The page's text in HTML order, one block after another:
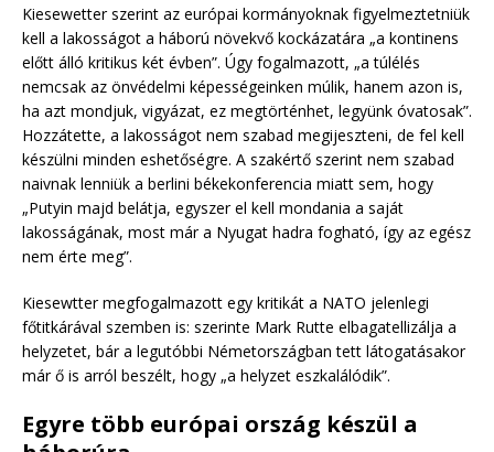
Kiesewetter szerint az európai kormányoknak figyelmeztetniük
kell a lakosságot a háború növekvő kockázatára „a kontinens
előtt álló kritikus két évben”. Úgy fogalmazott, „a túlélés
nemcsak az önvédelmi képességeinken múlik, hanem azon is,
ha azt mondjuk, vigyázat, ez megtörténhet, legyünk óvatosak”.
Hozzátette, a lakosságot nem szabad megijeszteni, de fel kell
készülni minden eshetőségre. A szakértő szerint nem szabad
naivnak lenniük a berlini békekonferencia miatt sem, hogy
„Putyin majd belátja, egyszer el kell mondania a saját
lakosságának, most már a Nyugat hadra fogható, így az egész
nem érte meg”.
Kiesewtter megfogalmazott egy kritikát a NATO jelenlegi
főtitkárával szemben is: szerinte Mark Rutte elbagatellizálja a
helyzetet, bár a legutóbbi Németországban tett látogatásakor
már ő is arról beszélt, hogy „a helyzet eszkalálódik”.
Egyre több európai ország készül a